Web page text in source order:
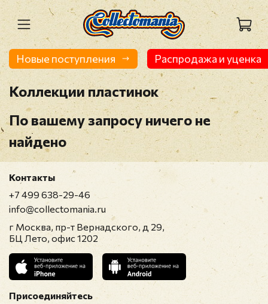
Новые поступления Распродажа и уценка
Коллекции пластинок
По вашему запросу ничего не
найдено
Контакты
+7 499 638-29-46
info@collectomania.ru
г Москва, пр-т Вернадского, д 29,
БЦ Лето, офис 1202
Присоединяйтесь